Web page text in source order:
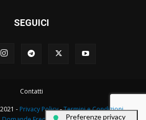
SEGUICI
Contatti
- Privacy Policy-Termini e Condizioni-